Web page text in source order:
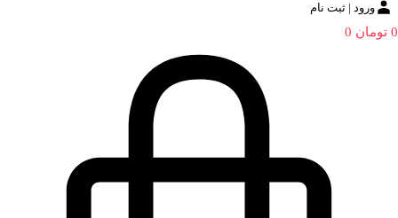
ورود | ثبت نام
0 تومان 0